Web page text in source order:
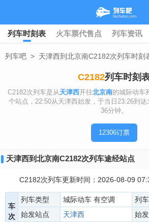
列车时刻表 火车票代售点 列车资讯
列车吧 > 天津西到北京南C2182次列车时刻
C2182列车时刻
C2182次列车是从天津西开往北京南的城际动车
个站点，22:50从天津西始发，于当日23:26到
36分钟。
12306订票
天津西到北京南C2182次列车途经站点
C2182次列车更新时间：2026-08-09
车
次
列车类型 城际动车 有空调 列
始发站点
天津西 始